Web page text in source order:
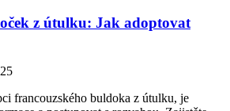
z útulku: Jak adoptovat
francouzského buldoka z útulku, je